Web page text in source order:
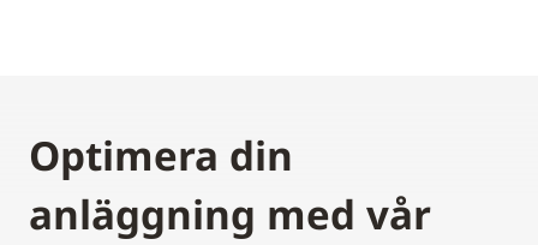
Optimera din
anläggning med vår